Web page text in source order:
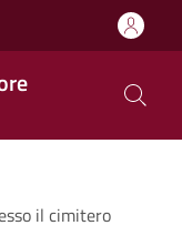
il cimitero